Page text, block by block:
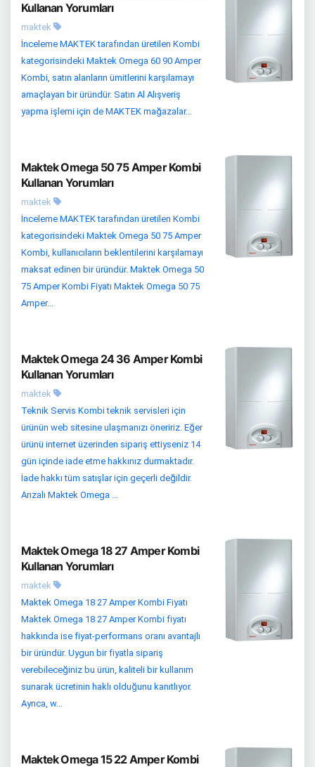
Kullanan Yorumları
maktek
İnceleme MAKTEK tarafından üretilen Kombi
kategorisindeki Maktek Omega 60 90 Amper
Kombi, satın alanların ümitlerini karşılamayı
amaçlayan bir üründür. Satın Al Alışveriş
yapma işlemi için de MAKTEK mağazalar...
Maktek Omega 50 75 Amper Kombi
Kullanan Yorumları
maktek
İnceleme MAKTEK tarafından üretilen Kombi
kategorisindeki Maktek Omega 50 75 Amper
Kombi, kullanıcıların beklentilerini karşılamayı
maksat edinen bir üründür. Maktek Omega 50
75 Amper Kombi Fiyatı Maktek Omega 50 75
Amper...
Maktek Omega 24 36 Amper Kombi
Kullanan Yorumları
maktek
Teknik Servis Kombi teknik servisleri için
ürünün web sitesine ulaşmanızı öneririz. Eğer
ürünü internet üzerinden sipariş ettiyseniz 14
gün içinde iade etme hakkınız durmaktadır.
İade hakkı tüm satışlar için geçerli değildir.
Arızalı Maktek Omega ...
Maktek Omega 18 27 Amper Kombi
Kullanan Yorumları
maktek
Maktek Omega 18 27 Amper Kombi Fiyatı
Maktek Omega 18 27 Amper Kombi fiyatı
hakkında ise fiyat-performans oranı avantajlı
bir üründür. Uygun bir fiyatla sipariş
verebileceğiniz bu ürün, kaliteli bir kullanım
sunarak ücretinin haklı olduğunu kanıtlıyor.
Ayrıca, w...
Maktek Omega 15 22 Amper Kombi